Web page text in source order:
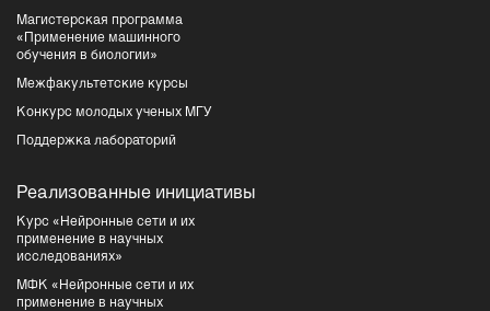
Магистерская программа
«Применение машинного
обучения в биологии»
Межфакультетские курсы
Конкурс молодых ученых МГУ
Поддержка лабораторий
Реализованные инициативы
Курс «Нейронные сети и их
применение в научных
исследованиях»
МФК «Нейронные сети и их
применение в научных